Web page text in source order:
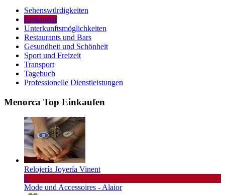
Sehenswürdigkeiten
Einkaufen
Unterkunftsmöglichkeiten
Restaurants und Bars
Gesundheit und Schönheit
Sport und Freizeit
Transport
Tagebuch
Professionelle Dienstleistungen
Menorca Top Einkaufen
Relojería Joyería Vinent
1
Mode und Accessoires - Alaior